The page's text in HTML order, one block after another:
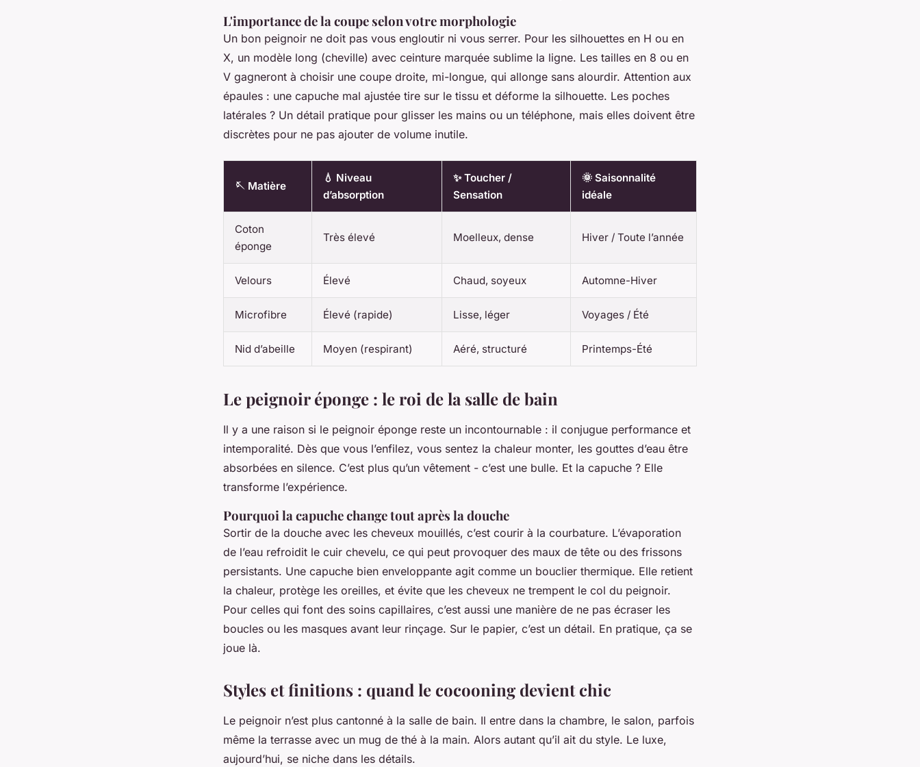
L'importance de la coupe selon votre morphologie
Un bon peignoir ne doit pas vous engloutir ni vous serrer. Pour les silhouettes en H ou en
X, un modèle long (cheville) avec ceinture marquée sublime la ligne. Les tailles en 8 ou en
V gagneront à choisir une coupe droite, mi-longue, qui allonge sans alourdir. Attention aux
épaules : une capuche mal ajustée tire sur le tissu et déforme la silhouette. Les poches
latérales ? Un détail pratique pour glisser les mains ou un téléphone, mais elles doivent être
discrètes pour ne pas ajouter de volume inutile.
🪡 Matière
💧 Niveau
d’absorption
✨ Toucher /
Sensation
🌞 Saisonnalité
idéale
Coton
éponge
Très élevé Moelleux, dense Hiver / Toute l’année
Velours Élevé Chaud, soyeux Automne-Hiver
Microfibre Élevé (rapide) Lisse, léger Voyages / Été
Nid d’abeille Moyen (respirant) Aéré, structuré Printemps-Été
Le peignoir éponge : le roi de la salle de bain
Il y a une raison si le peignoir éponge reste un incontournable : il conjugue performance et
intemporalité. Dès que vous l’enfilez, vous sentez la chaleur monter, les gouttes d’eau être
absorbées en silence. C’est plus qu’un vêtement - c’est une bulle. Et la capuche ? Elle
transforme l’expérience.
Pourquoi la capuche change tout après la douche
Sortir de la douche avec les cheveux mouillés, c’est courir à la courbature. L’évaporation
de l’eau refroidit le cuir chevelu, ce qui peut provoquer des maux de tête ou des frissons
persistants. Une capuche bien enveloppante agit comme un bouclier thermique. Elle retient
la chaleur, protège les oreilles, et évite que les cheveux ne trempent le col du peignoir.
Pour celles qui font des soins capillaires, c’est aussi une manière de ne pas écraser les
boucles ou les masques avant leur rinçage. Sur le papier, c’est un détail. En pratique, ça se
joue là.
Styles et finitions : quand le cocooning devient chic
Le peignoir n’est plus cantonné à la salle de bain. Il entre dans la chambre, le salon, parfois
même la terrasse avec un mug de thé à la main. Alors autant qu’il ait du style. Le luxe,
aujourd’hui, se niche dans les détails.